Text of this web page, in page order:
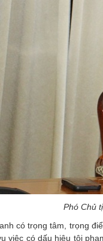
Phó Chủ
có trọng tâm, trọng
việc có dấu hiệu tội